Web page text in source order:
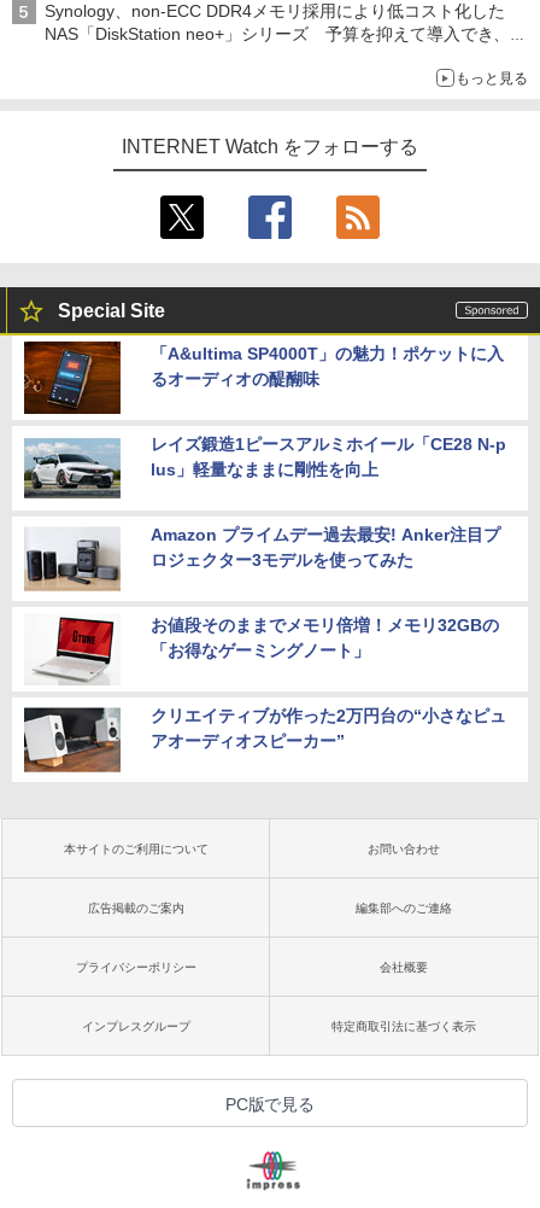
Synology、non-ECC DDR4メモリ採用により低コスト化した
NAS「DiskStation neo+」シリーズ 予算を抑えて導入でき、
もっと見る
INTERNET Watch をフォローする
Special Site
「A&ultima SP4000T」の魅力！ポケットに入
るオーディオの醍醐味
レイズ鍛造1ピースアルミホイール「CE28 N-p
lus」軽量なままに剛性を向上
Amazon プライムデー過去最安! Anker注目プ
ロジェクター3モデルを使ってみた
お値段そのままでメモリ倍増！メモリ32GBの
「お得なゲーミングノート」
クリエイティブが作った2万円台の“小さなピュ
アオーディオスピーカー”
本サイトのご利用について お問い合わせ
広告掲載のご案内 編集部へのご連絡
プライバシーポリシー 会社概要
インプレスグループ 特定商取引法に基づく表示
PC版で見る